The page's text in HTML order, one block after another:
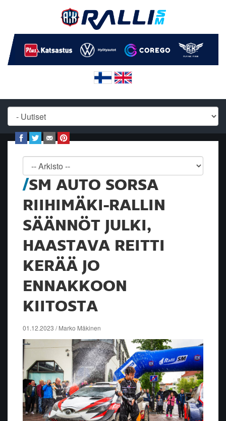
SM AUTO SORSA
RIIHIMÄKI-RALLIN
SÄÄNNÖT JULKI,
HAASTAVA REITTI
KERÄÄ JO
ENNAKKOON
KIITOSTA
01.12.2023 / Marko Mäkinen